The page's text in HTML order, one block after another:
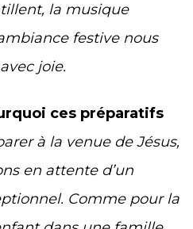
la musique
festive nous
joie.
ces préparatifs
à la venue de Jésus,
en attente d’un
Comme pour la